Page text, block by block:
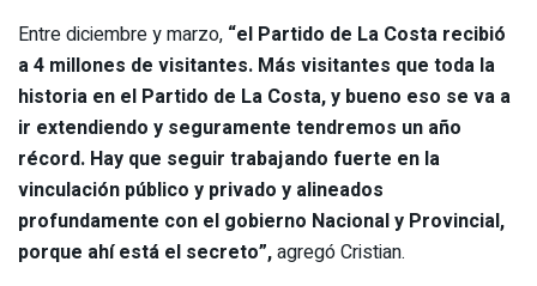
Entre diciembre y marzo, “el Partido de La Costa recibió
a 4 millones de visitantes. Más visitantes que toda la
historia en el Partido de La Costa, y bueno eso se va a
ir extendiendo y seguramente tendremos un año
récord. Hay que seguir trabajando fuerte en la
vinculación público y privado y alineados
profundamente con el gobierno Nacional y Provincial,
porque ahí está el secreto”,agregó Cristian.